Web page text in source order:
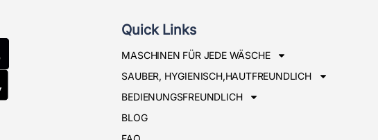
Quick Links
MASCHINEN FÜR JEDE WÄSCHE
SAUBER, HYGIENISCH,HAUTFREUNDLICH
BEDIENUNGSFREUNDLICH
BLOG